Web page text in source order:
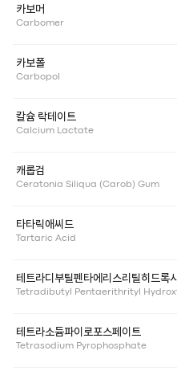
카보머
Carbomer
카보폴
Carbopol
칼슘 락테이트
Calcium Lactate
캐롭검
Ceratonia Siliqua (Carob) Gum
타타릭애씨드
Tartaric Acid
테트라디부틸펜타에리스리틸히드록
Tetradibutyl Pentaerithrityl
테트라소듐파이로포스페이트
Tetrasodium Pyrophosphate